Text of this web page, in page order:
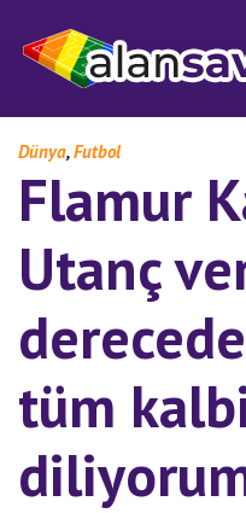
Dünya,Futbol
Flamur
Utanç
tüm